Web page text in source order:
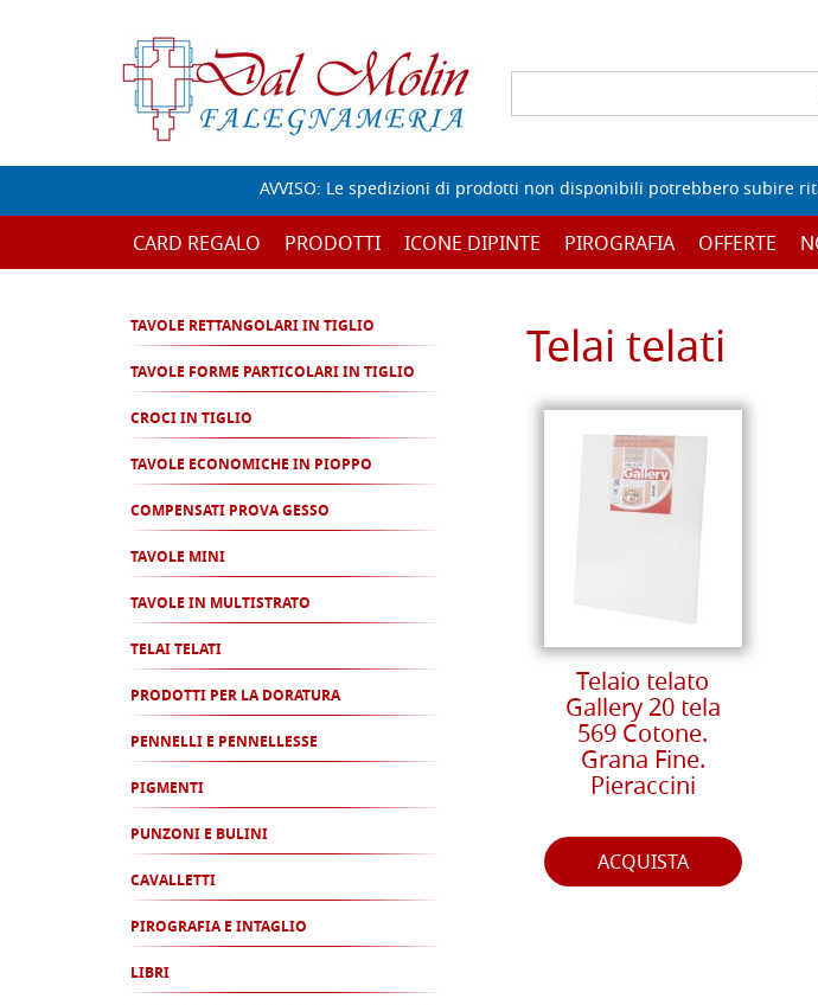
AVVISO: Le spedizioni di prodotti non disponibili potrebbero subire
CARD REGALO PRODOTTI ICONE DIPINTE PIROGRAFIA OFFERTE
TAVOLE RETTANGOLARI IN TIGLIO
TAVOLE FORME PARTICOLARI IN TIGLIO
CROCI IN TIGLIO
TAVOLE ECONOMICHE IN PIOPPO
COMPENSATI PROVA GESSO
TAVOLE MINI
TAVOLE IN MULTISTRATO
TELAI TELATI
PRODOTTI PER LA DORATURA
PENNELLI E PENNELLESSE
PIGMENTI
PUNZONI E BULINI
CAVALLETTI
PIROGRAFIA E INTAGLIO
LIBRI
Telai telati
Telaio telato
Gallery 20 tela
569 Cotone.
Grana Fine.
Pieraccini
ACQUISTA